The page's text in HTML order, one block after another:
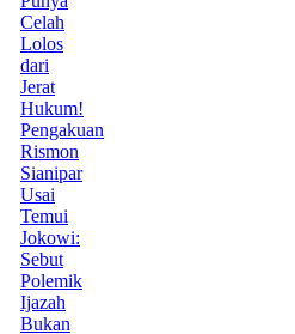
Celah
Lolos
dari
Jerat
Hukum!
Pengakuan
Rismon
Sianipar
Usai
Temui
Jokowi:
Sebut
Polemik
Ijazah
Bukan